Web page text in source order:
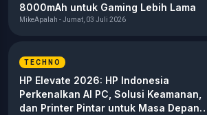
8000mAh untuk Gaming Lebih Lama
MikeApalah - Jumat, 03 Juli 2026
TECHNO
HP Elevate 2026: HP Indonesia
Perkenalkan AI PC, Solusi Keamanan,
dan Printer Pintar untuk Masa Depan